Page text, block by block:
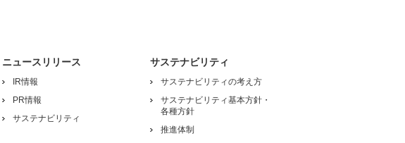
ニュースリリース
IR情報
PR情報
サステナビリティ
サステナビリティ
サステナビリティの考え方
サステナビリティ基本方針・
各種方針
推進体制